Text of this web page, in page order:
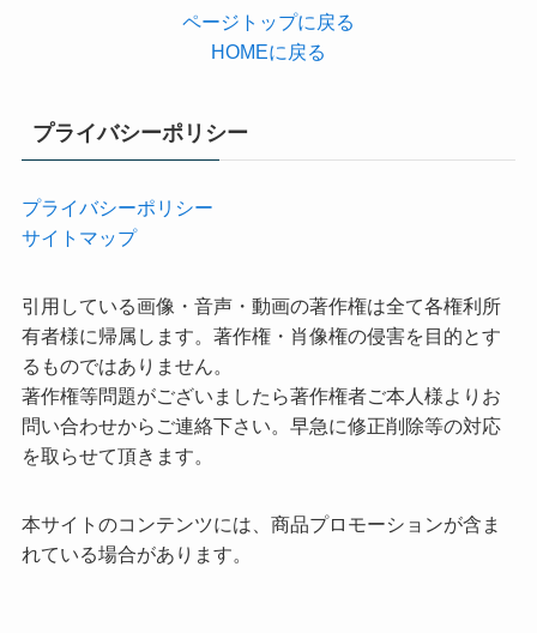
ページトップに戻る
HOMEに戻る
プライバシーポリシー
プライバシーポリシー
サイトマップ
引用している画像・音声・動画の著作権は全て各権利所
有者様に帰属します。著作権・肖像権の侵害を目的とす
るものではありません。
著作権等問題がございましたら著作権者ご本人様よりお
問い合わせからご連絡下さい。早急に修正削除等の対応
を取らせて頂きます。
本サイトのコンテンツには、商品プロモーションが含ま
れている場合があります。